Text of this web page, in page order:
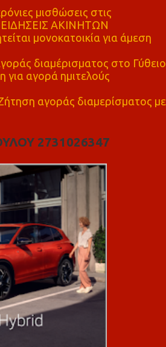
μισθώσεις στις
ΕΙΔΗΣΕΙΣ ΑΚΙΝΗΤΩΝ
μονοκατοικία για άμεση
διαμέρισματος στο Γύθειο
για αγορά ημιτελούς
αγοράς διαμερίσματος με
2731026347